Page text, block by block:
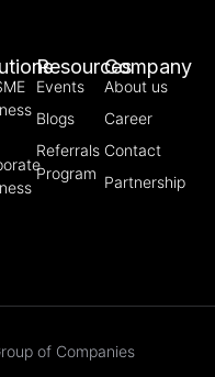
Resources
Events
Blogs
Referrals
Program
Company
About us
Career
Contact
Partnership
of Companies